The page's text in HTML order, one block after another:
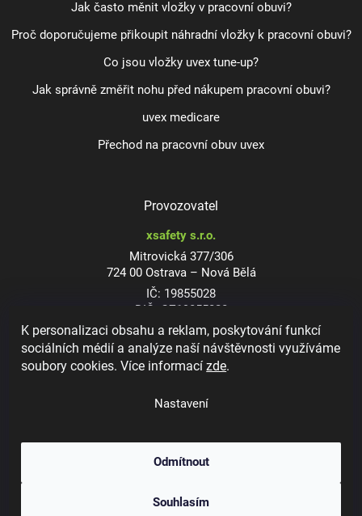
K personalizaci obsahu a reklam, poskytování funkcí
sociálních médií a analýze naší návštěvnosti využíváme
soubory cookies. Více informacízde.
Nastavení
Odmítnout
Souhlasím
Jak často měnit vložky v pracovní obuvi?
Proč doporučujeme přikoupit náhradní vložky k pracovní obuvi?
Co jsou vložky uvex tune-up?
Jak správně změřit nohu před nákupem pracovní obuvi?
uvex medicare
Přechod na pracovní obuv uvex
Provozovatel
xsafety s.r.o.
Mitrovická 377/306
724 00 Ostrava – Nová Bělá
IČ: 19855028
DIČ: CZ19855028
Dioptrické ochranné brýle
. Všechna práva vyhrazena.